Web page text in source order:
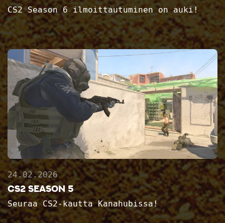
CS2 Season 6 ilmoittautuminen on auki!
24.02.2026
CS2 Season 5
Seuraa CS2-kautta Kanahubissa!